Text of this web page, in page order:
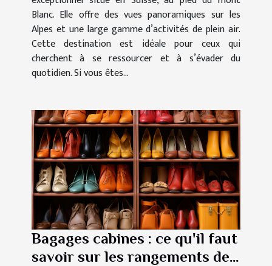
Blanc. Elle offre des vues panoramiques sur les
Alpes et une large gamme d’activités de plein air.
Cette destination est idéale pour ceux qui
cherchent à se ressourcer et à s’évader du
quotidien. Si vous êtes...
Bagages cabines : ce qu'il faut
savoir sur les rangements des